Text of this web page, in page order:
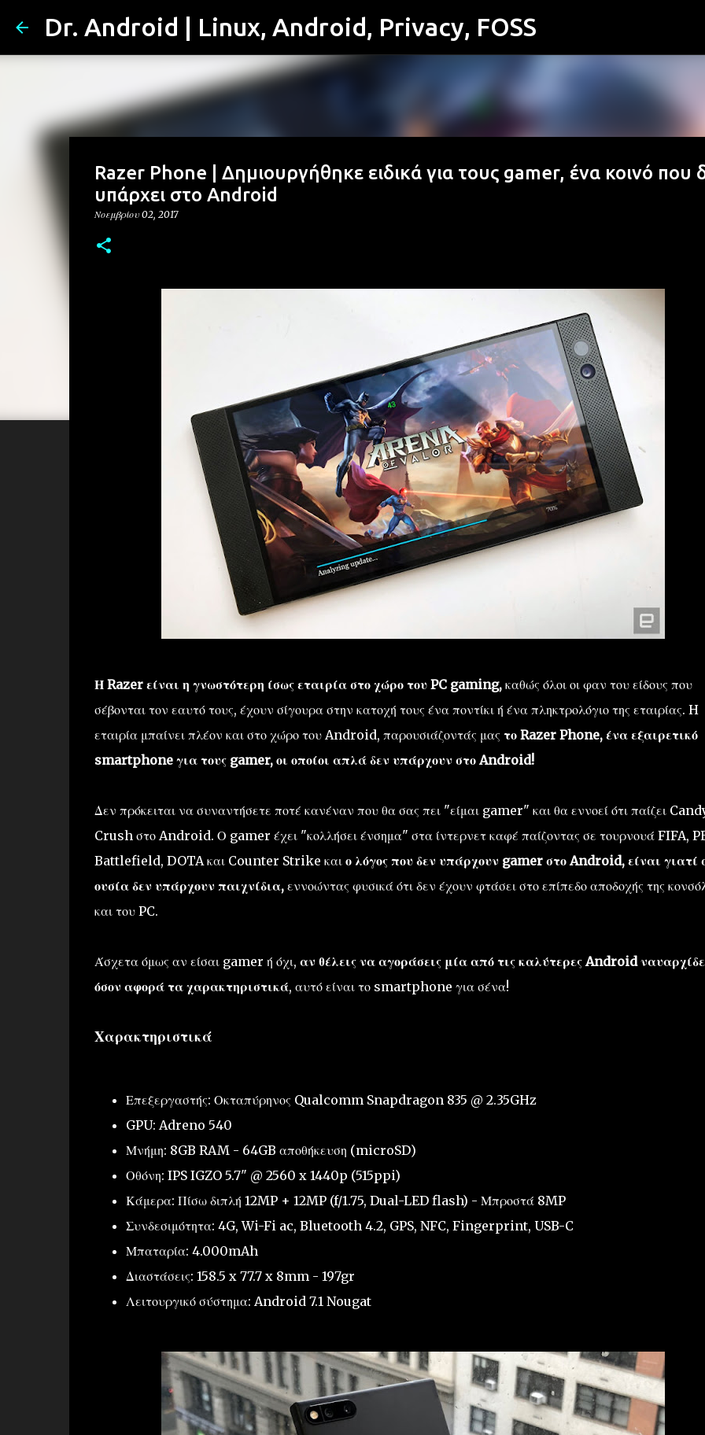
Μετάβαση στο κύριο περιεχόμενο
Dr. Android | Linux, Android, Privacy, FOSS
Razer Phone | Δημιουργήθηκε ειδικά για τους gamer, ένα κοινό που
υπάρχει στο Android
Νοεμβρίου 02, 2017
Η Razer είναι η γνωστότερη ίσως εταιρία στο χώρο του PC gaming,καθώς όλοι οι φαν του είδους που
σέβονται τον εαυτό τους, έχουν σίγουρα στην κατοχή τους ένα ποντίκι ή ένα πληκτρολόγιο της εταιρίας. H
εταιρία μπαίνει πλέον και στο χώρο του Android, παρουσιάζοντάς μας το Razer Phone, ένα εξαιρετικό
smartphone για τους gamer, οι οποίοι απλά δεν υπάρχουν στο Android!
Δεν πρόκειται να συναντήσετε ποτέ κανέναν που θα σας πει "είμαι gamer" και θα εννοεί ότι παίζει
Crush στο Android. Ο gamer έχει "κολλήσει ένσημα" στα ίντερνετ καφέ παίζοντας σε τουρνουά FIFA,
Battlefield, DOTA και Counter Strike και ο λόγος που δεν υπάρχουν gamer στο Android, είναι γιατί
ουσία δεν υπάρχουν παιχνίδια,εννοώντας φυσικά ότι δεν έχουν φτάσει στο επίπεδο αποδοχής της
και του PC.
Άσχετα όμως αν είσαι gamer ή όχι, αν θέλεις να αγοράσεις μία από τις καλύτερες Android
όσον αφορά τα χαρακτηριστικά, αυτό είναι το smartphone για σένα!
Χαρακτηριστικά
Επεξεργαστής: Οκταπύρηνος Qualcomm Snapdragon 835 @ 2.35GHz
GPU: Adreno 540
Μνήμη: 8GB RAM - 64GB αποθήκευση (microSD)
Οθόνη: IPS IGZO 5.7" @ 2560 x 1440p (515ppi)
Κάμερα: Πίσω διπλή 12MP + 12MP (f/1.75, Dual-LED flash) - Μπροστά 8MP
Συνδεσιμότητα: 4G, Wi-Fi ac, Bluetooth 4.2, GPS, NFC, Fingerprint, USB-C
Μπαταρία: 4.000mAh
Διαστάσεις: 158.5 x 77.7 x 8mm - 197gr
Λειτουργικό σύστημα: Android 7.1 Nougat